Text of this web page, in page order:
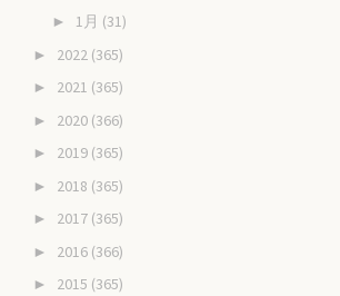
► 1月 (31)
► 2022 (365)
► 2021 (365)
► 2020 (366)
► 2019 (365)
► 2018 (365)
► 2017 (365)
► 2016 (366)
► 2015 (365)